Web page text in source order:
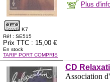
K7
Réf : SE515
Prix TTC : 15,00 €
En stock
TARIF PORT COMPRIS
Plus
CD
Association